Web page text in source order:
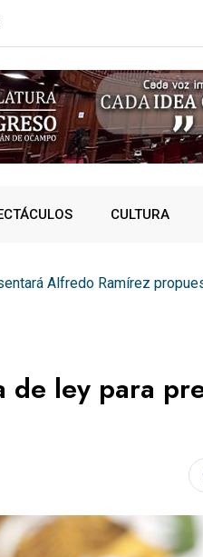
CULTURA
Alfredo Ramírez
de ley para